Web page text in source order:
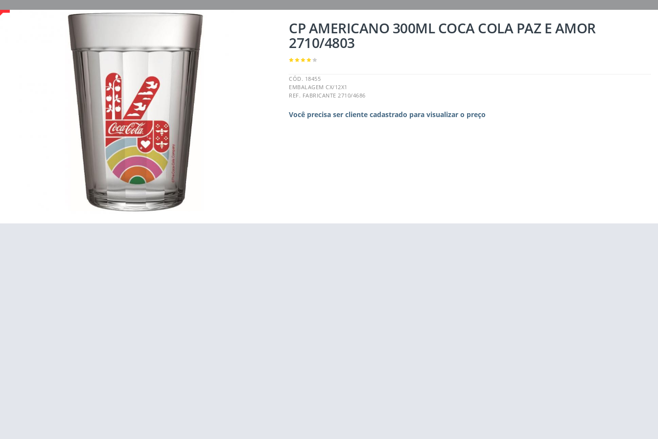
CP AMERICANO 300ML COCA COLA PAZ E AMOR
2710/4803
CÓD. 18455
EMBALAGEM CX/12X1
REF. FABRICANTE 2710/4686
Você precisa ser cliente cadastrado para visualizar o preço